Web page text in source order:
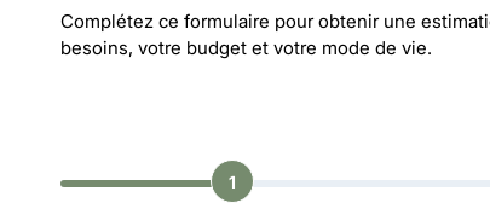
Complétez ce formulaire pour obtenir une
besoins, votre budget et votre mode de vie.
1